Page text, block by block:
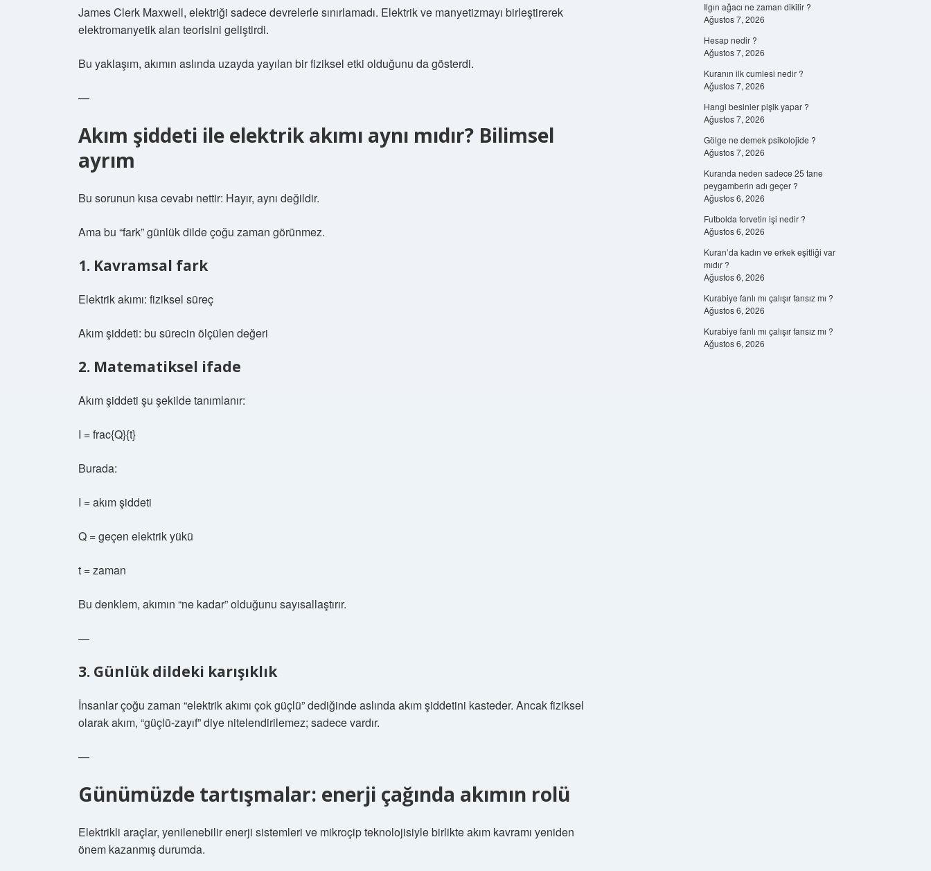
James Clerk Maxwell, elektriği sadece devrelerle sınırlamadı. Elektrik ve manyetizmayı birleştirerek
elektromanyetik alan teorisini geliştirdi.
Bu yaklaşım, akımın aslında uzayda yayılan bir fiziksel etki olduğunu da gösterdi.
—
Akım şiddeti ile elektrik akımı aynı mıdır? Bilimsel
ayrım
Bu sorunun kısa cevabı nettir: Hayır, aynı değildir.
Ama bu “fark” günlük dilde çoğu zaman görünmez.
1. Kavramsal fark
Elektrik akımı: fiziksel süreç
Akım şiddeti: bu sürecin ölçülen değeri
2. Matematiksel ifade
Akım şiddeti şu şekilde tanımlanır:
I = frac{Q}{t}
Burada:
I = akım şiddeti
Q = geçen elektrik yükü
t = zaman
Bu denklem, akımın “ne kadar” olduğunu sayısallaştırır.
—
3. Günlük dildeki karışıklık
İnsanlar çoğu zaman “elektrik akımı çok güçlü” dediğinde aslında akım şiddetini kasteder. Ancak fiziksel
olarak akım, “güçlü-zayıf” diye nitelendirilemez; sadece vardır.
—
Günümüzde tartışmalar: enerji çağında akımın rolü
Elektrikli araçlar, yenilenebilir enerji sistemleri ve mikroçip teknolojisiyle birlikte akım kavramı yeniden
önem kazanmış durumda.
Ilgın ağacı ne zaman dikilir ?
Ağustos 7, 2026
Hesap nedir ?
Ağustos 7, 2026
Kuranın ilk cumlesi nedir ?
Ağustos 7, 2026
Hangi besinler pişik yapar ?
Ağustos 7, 2026
Gölge ne demek psikolojide ?
Ağustos 7, 2026
Kuranda neden sadece 25 tane
peygamberin adı geçer ?
Ağustos 6, 2026
Futbolda forvetin işi nedir ?
Ağustos 6, 2026
Kuran’da kadın ve erkek eşitliği var
mıdır ?
Ağustos 6, 2026
Kurabiye fanlı mı çalışır fansız mı ?
Ağustos 6, 2026
Kurabiye fanlı mı çalışır fansız mı ?
Ağustos 6, 2026